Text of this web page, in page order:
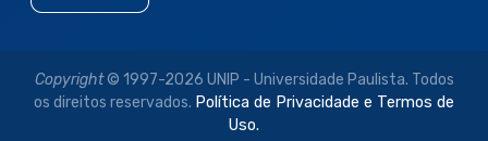
Copyright© 1997-2026 UNIP - Universidade Paulista. Todos
os direitos reservados. Política de Privacidade e Termos de
Uso.